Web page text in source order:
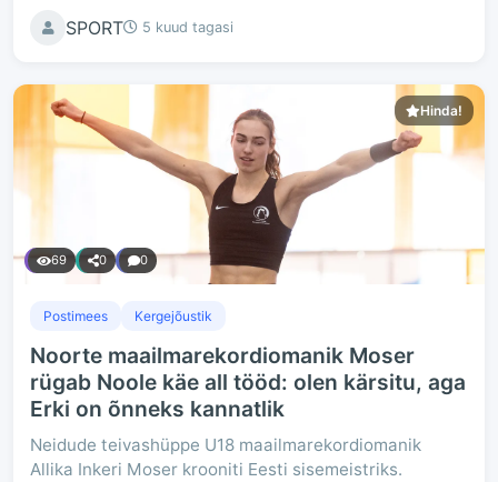
SPORT 5 kuud tagasi
Hinda!
69 0 0
Postimees Kergejõustik
Noorte maailmarekordiomanik Moser
rügab Noole käe all tööd: olen kärsitu, aga
Erki on õnneks kannatlik
Neidude teivashüppe U18 maailmarekordiomanik
Allika Inkeri Moser krooniti Eesti sisemeistriks.